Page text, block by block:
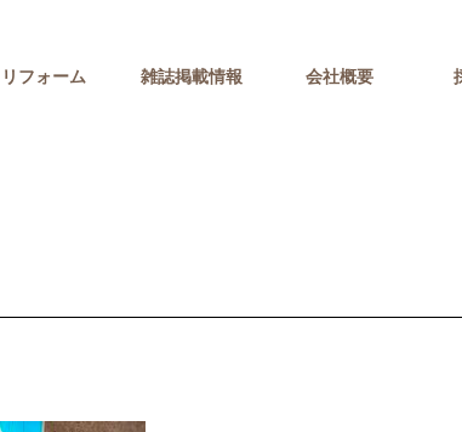
リフォーム 雑誌掲載情報 会社概要